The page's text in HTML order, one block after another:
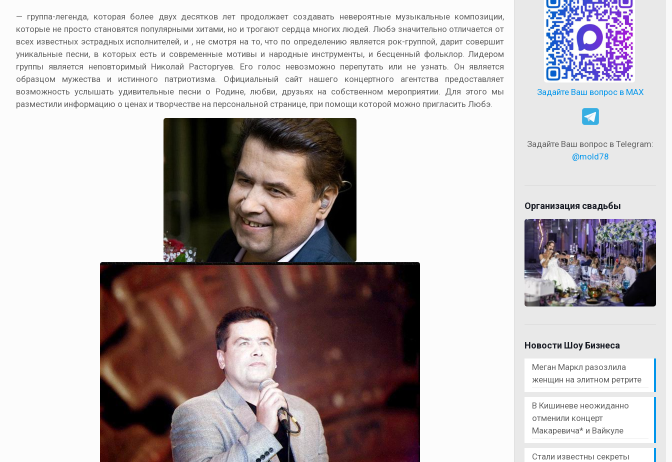
— группа-легенда, которая более двух десятков лет продолжает создавать невероятные музыкальные композиции,
которые не просто становятся популярными хитами, но и трогают сердца многих людей. Любэ значительно отличается от
всех известных эстрадных исполнителей, и , не смотря на то, что по определению является рок-группой, дарит совершит
уникальные песни, в которых есть и современные мотивы и народные инструменты, и бесценный фольклор. Лидером
группы является неповторимый Николай Расторгуев. Его голос невозможно перепутать или не узнать. Он является
образцом мужества и истинного патриотизма. Официальный сайт нашего концертного агентства предоставляет
возможность услышать удивительные песни о Родине, любви, друзьях на собственном мероприятии. Для этого мы
разместили информацию о ценах и творчестве на персональной странице, при помощи которой можно пригласить Любэ.
Задайте Ваш вопрос в MAX
Задайте Ваш вопрос в Telegram:
@mold78
Организация свадьбы
Новости Шоу Бизнеса
Меган Маркл разозлила
женщин на элитном ретрите
В Кишиневе неожиданно
отменили концерт
Макаревича* и Вайкуле
Стали известны секреты